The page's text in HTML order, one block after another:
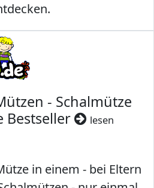
- Schalmütze
Bestseller
lesen
in einem - bei Eltern